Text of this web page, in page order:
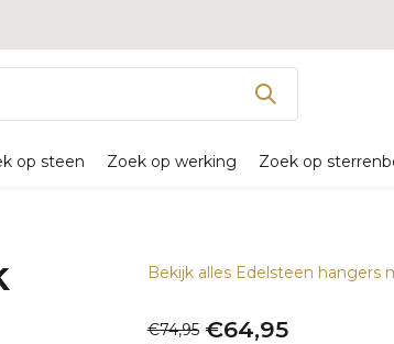
op steen Zoek op werking Zoek op
Bekijk alles Edelsteen hangers
€74,95 €64,95